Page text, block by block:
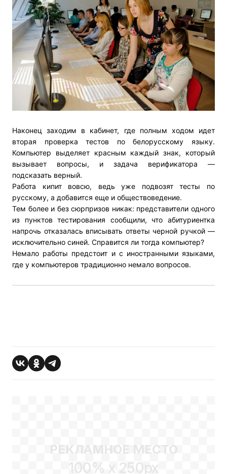
Наконец заходим в кабинет, где полным ходом идет
вторая проверка тестов по белорусскому языку.
Компьютер выделяет красным каждый знак, который
вызывает вопросы, и задача верификатора —
подсказать верный.
Работа кипит вовсю, ведь уже подвозят тесты по
русскому, а добавится еще и обществоведение.
Тем более и без сюрпризов никак: представители одного
из пунктов тестирования сообщили, что абитуриентка
напрочь отказалась вписывать ответы черной ручкой —
исключительно синей. Справится ли тогда компьютер?
Немало работы предстоит и с иностранными языками,
где у компьютеров традиционно немало вопросов.
РЕКЛАМНОЕ МЕСТО
100% x 250px